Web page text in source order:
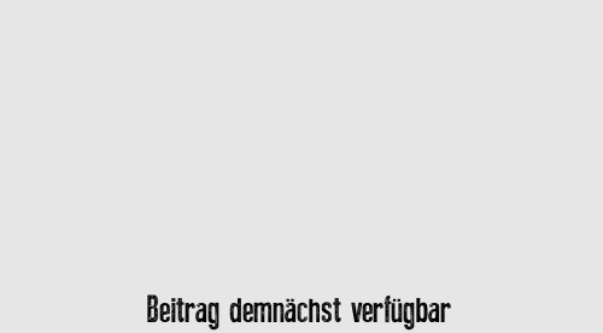
Beitrag demnächst verfügbar